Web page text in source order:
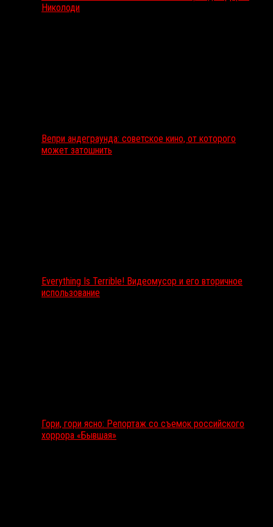
Николоди
Вепри андеграунда: советское кино, от которого
может затошнить
Everything Is Terrible! Видеомусор и его вторичное
использование
Гори, гори ясно: Репортаж со съемок российского
хоррора «Бывшая»